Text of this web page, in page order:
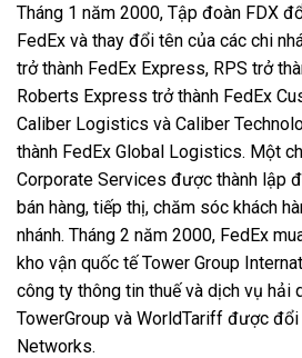
Tháng 1 năm 2000, Tập đoàn FDX
FedEx và thay đổi tên của các chi
trở thành FedEx Express, RPS trở
Roberts Express trở thành FedEx
Caliber Logistics và Caliber
thành FedEx Global Logistics. Một
Corporate Services được thành lập
bán hàng, tiếp thị, chăm sóc khách
nhánh. Tháng 2 năm 2000, FedEx
kho vận quốc tế Tower Group
công ty thông tin thuế và dịch vụ hải
TowerGroup và WorldTariff được đổi
Networks.